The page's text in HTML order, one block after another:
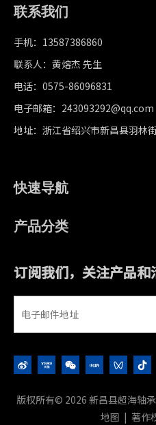
联系我们
手机：13587386860
联系人：黄熔杰 先生
电话：0575-86096831
电子邮箱：243093292@qq.com
地址：浙江省绍兴市新昌县羽林
快速导航
产品分类
订阅我们，关注产品
版权所有© 2026 新昌县超海轴
地图 | 著作